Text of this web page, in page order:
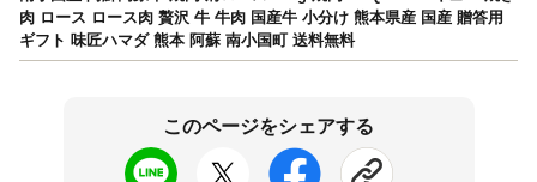
肉 ロース ロース肉 贅沢 牛 牛肉 国産牛 小分け 熊本県産 国産 贈答用
ギフト 味匠ハマダ 熊本 阿蘇 南小国町 送料無料
このページをシェアする